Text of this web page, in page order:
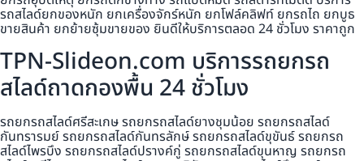
รถสไลด์ยกของหนัก ยกเครื่องจักร์หนัก ยกโฟล์คลิฟท์ ยกรถไถ ยกบูธ
ขายสินค้า ยกย้ายซุ้มขายของ ยินดีให้บริการตลอด 24 ชั่วโมง ราคาถูก
TPN-Slideon.com บริการรถยกรถ
สไลด์ถาดกองพื้น 24 ชั่วโมง
รถยกรถสไลด์ศรีสะเกษ รถยกรถสไลด์ยางชุมน้อย รถยกรถสไลด์
กันทรารมย์ รถยกรถสไลด์กันทรลักษ์ รถยกรถสไลด์ขุขันธ์ รถยกรถ
สไลด์ไพรบึง รถยกรถสไลด์ปรางค์กู่ รถยกรถสไลด์ขุนหาญ รถยกรถ